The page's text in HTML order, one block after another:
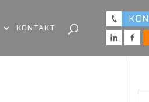
KONTAKT